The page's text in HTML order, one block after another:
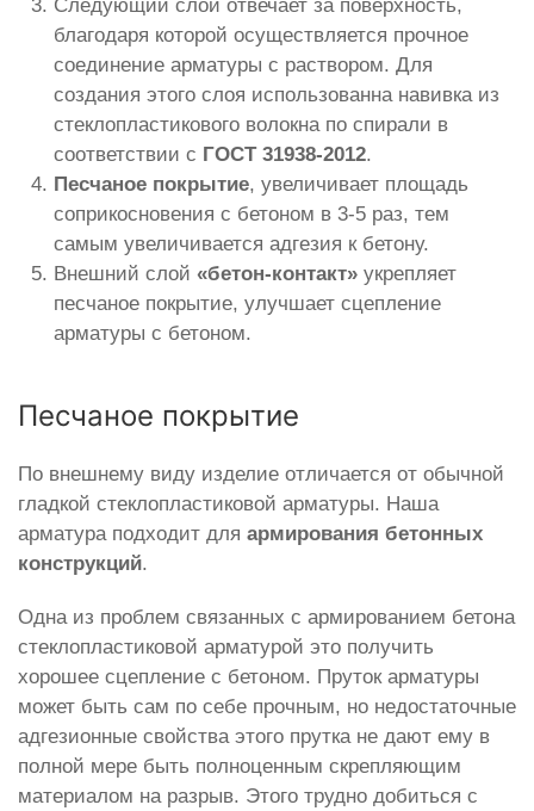
Следующий слой отвечает за поверхность,
благодаря которой осуществляется прочное
соединение арматуры с раствором. Для
создания этого слоя использованна навивка из
стеклопластикового волокна по спирали в
соответствии с ГОСТ 31938-2012.
Песчаное покрытие, увеличивает площадь
соприкосновения с бетоном в 3-5 раз, тем
самым увеличивается адгезия к бетону.
Внешний слой «бетон-контакт» укрепляет
песчаное покрытие, улучшает сцепление
арматуры с бетоном.
Песчаное покрытие
По внешнему виду изделие отличается от обычной
гладкой стеклопластиковой арматуры. Наша
арматура подходит для армирования бетонных
конструкций.
Одна из проблем связанных с армированием бетона
стеклопластиковой арматурой это получить
хорошее сцепление с бетоном. Пруток арматуры
может быть сам по себе прочным, но недостаточные
адгезионные свойства этого прутка не дают ему в
полной мере быть полноценным скрепляющим
материалом на разрыв. Этого трудно добиться с